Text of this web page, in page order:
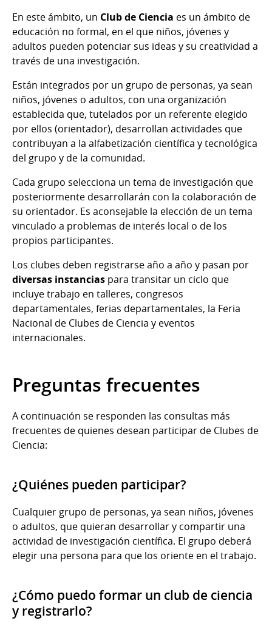
En este ámbito, un Club de Ciencia es un ámbito de
educación no formal, en el que niños, jóvenes y
adultos pueden potenciar sus ideas y su creatividad a
través de una investigación.
Están integrados por un grupo de personas, ya sean
niños, jóvenes o adultos, con una organización
establecida que, tutelados por un referente elegido
por ellos (orientador), desarrollan actividades que
contribuyan a la alfabetización científica y tecnológica
del grupo y de la comunidad.
Cada grupo selecciona un tema de investigación que
posteriormente desarrollarán con la colaboración de
su orientador. Es aconsejable la elección de un tema
vinculado a problemas de interés local o de los
propios participantes.
Los clubes deben registrarse año a año y pasan por
diversas instancias para transitar un ciclo que
incluye trabajo en talleres, congresos
departamentales, ferias departamentales, la Feria
Nacional de Clubes de Ciencia y eventos
internacionales.
Preguntas frecuentes
A continuación se responden las consultas más
frecuentes de quienes desean participar de Clubes de
Ciencia:
¿Quiénes pueden participar?
Cualquier grupo de personas, ya sean niños, jóvenes
o adultos, que quieran desarrollar y compartir una
actividad de investigación científica. El grupo deberá
elegir una persona para que los oriente en el trabajo.
¿Cómo puedo formar un club de ciencia
y registrarlo?